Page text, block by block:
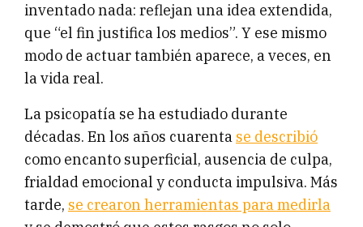
inventado nada: reflejan una idea extendida,
que “el fin justifica los medios”. Y ese mismo
modo de actuar también aparece, a veces, en
la vida real.
La psicopatía se ha estudiado durante
décadas. En los años cuarenta se describió
como encanto superficial, ausencia de culpa,
frialdad emocional y conducta impulsiva. Más
tarde, se crearon herramientas para medirla